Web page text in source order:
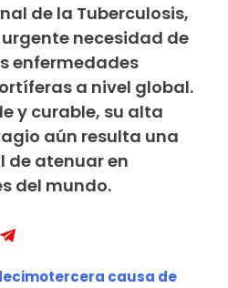
de la Tuberculosis,
necesidad de
enfermedades
a nivel global.
y curable, su alta
aún resulta una
atenuar en
del mundo.
causa de